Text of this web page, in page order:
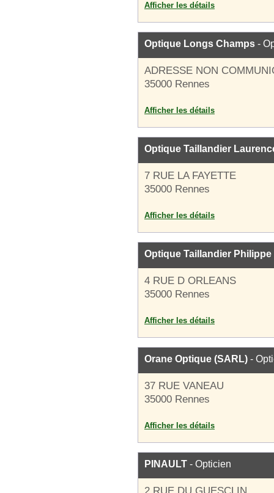
Afficher les détails
Optique Longs Champs -
ADRESSE NON
35000 Rennes
Afficher les détails
Optique Taillandier
7 RUE LA FAYETTE
35000 Rennes
Afficher les détails
Optique Taillandier Philippe
4 RUE D ORLEANS
35000 Rennes
Afficher les détails
Orane Optique (SARL) -
37 RUE VANEAU
35000 Rennes
Afficher les détails
PINAULT - Opticien